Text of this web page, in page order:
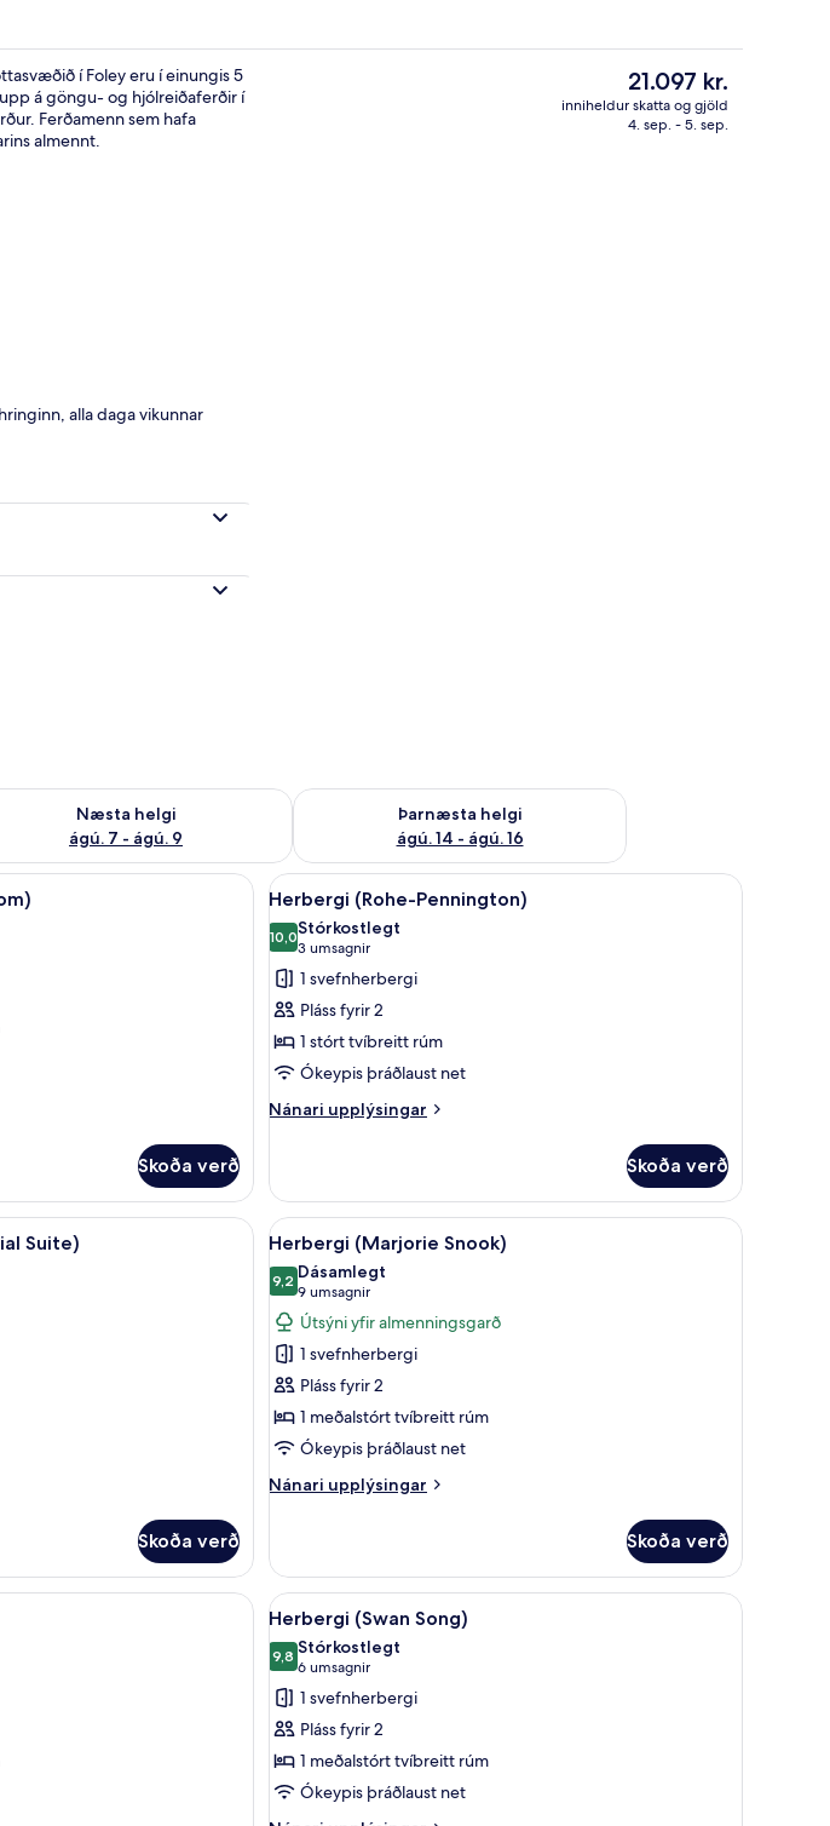
Útilaug sem er opin hluta úr ári
í Foley eru í einungis 5
á göngu- og hjólreiðaferðir í
Ferðamenn sem hafa
almennt.
alla daga vikunnar
Núverandi
verð
er
21.097 kr.
inniheldur skatta og gjöld
4. sep. - 5. sep.
Næsta helgi
ágú. 7 - ágú. 9
framboð næstu helgi ágú. 7 - ágú. 9
Þarnæsta helgi
ágú. 14 - ágú. 16
Athuga framboð þarnæstu helgi ágú. 14 - ágú. 16
í herbergi
Herbergi (Gold Finch Room) | Rúmföt af bestu gerð, dúnsængur, öryggishólf í herbergi
Skoða verð
Skoða
allar
myndir
fyrir
Herbergi
(Rohe-
Pennington)
Herbergi (Rohe-Pennington) | Rúmföt af
1
Herbergi (Rohe-Pennington)
10,010,0 af 10
Stórkostlegt
3 umsagnir
(3
umsagnir)
1 svefnherbergi
Pláss fyrir 2
1 stórt tvíbreitt rúm
Ókeypis þráðlaust net
Nánari upplýsingar
Nánari
(Rohe-
Pennington)
Skoða verð
í herbergi
Herbergi (The Presidential Suite) | Rúmföt af bestu gerð, dúnsængur, öryggishólf í herbergi
Suite)
Skoða verð
Skoða
allar
myndir
fyrir
Herbergi
(Marjorie
Snook)
Herbergi (Marjorie Snook) | Rúmföt af
1
Herbergi (Marjorie Snook)
9,29,2 af 10
Dásamlegt
9 umsagnir
(9
umsagnir)
Útsýni yfir almenningsgarð
1 svefnherbergi
Pláss fyrir 2
1 meðalstórt tvíbreitt rúm
Ókeypis þráðlaust net
Nánari upplýsingar
Nánari
(Marjorie
Snook)
Skoða verð
í herbergi
Herbergi (The Library) | Rúmföt af bestu gerð, dúnsængur, öryggishólf í herbergi
Skoða
allar
myndir
fyrir
Herbergi
(Swan
Song)
Herbergi (Swan Song) | Rúmföt af bestu
3
Herbergi (Swan Song)
9,89,8 af 10
Stórkostlegt
6 umsagnir
(6
umsagnir)
1 svefnherbergi
Pláss fyrir 2
1 meðalstórt tvíbreitt rúm
Ókeypis þráðlaust net